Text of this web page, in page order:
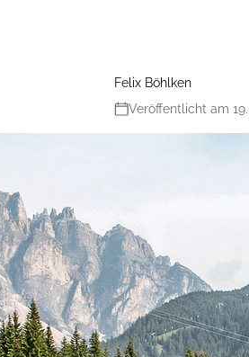
Felix Böhlken
Veröffentlicht am